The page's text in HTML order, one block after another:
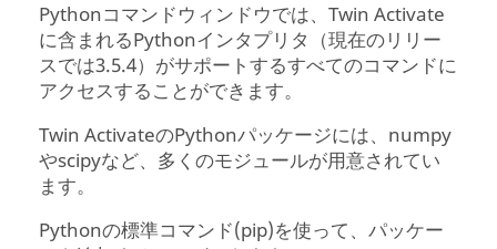
Pythonコマンドウィンドウでは、Twin Activate
に含まれるPythonインタプリタ（現在のリリー
スでは3.5.4）がサポートするすべてのコマンドに
アクセスすることができます。
Twin ActivateのPythonパッケージには、numpy
やscipyなど、多くのモジュールが用意されてい
ます。
Pythonの標準コマンド(pip)を使って、パッケー